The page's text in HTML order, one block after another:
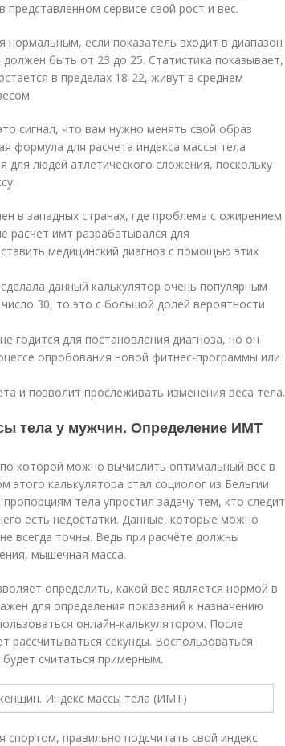
сервисе свой рост и вес.
если показатель входит в диапазон
быть от 23 до 25. Статистика показывает,
в пределах 18-22, живут в среднем
сигнал, что вам нужно менять свой образ
формула для расчета индекса массы тела
людей атлетического сложения, поскольку
в западных странах, где проблема с ожирением
расчет имт разрабатывался для
медицинский диагноз с помощью этих
данный калькулятор очень популярным
30, то это с большой долей вероятности
годится для постановления диагноза, но он
опробования новой фитнес-программы или
и позволит прослеживать изменения веса тела.
тела у мужчин. Определение ИМТ
которой можно вычислить оптимальный вес в
этого калькулятора стал социолог из Бельгии
тела упростил задачу тем, кто следит
есть недостатки. Данные, которые можно
всегда точны. Ведь при расчёте должны
мышечная масса.
определить, какой вес является нормой в
для определения показаний к назначению
онлайн-калькулятором. После
рассчитываться секунды. Воспользоваться
считаться примерным.
правильно подсчитать свой индекс